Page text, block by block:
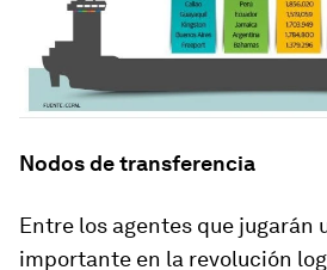
Nodos de transferencia
Entre los agentes que jugarán
importante en la revolución